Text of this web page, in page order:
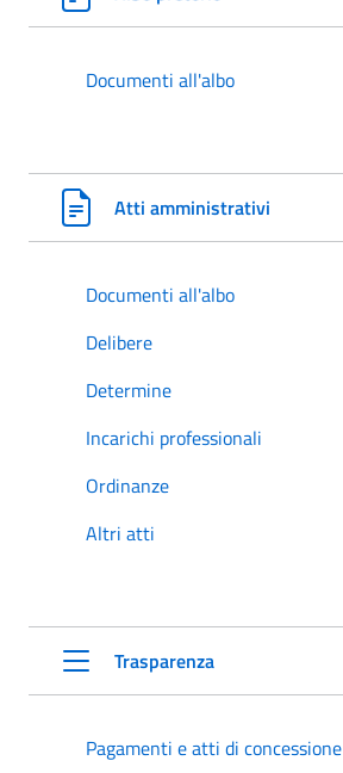
Documenti all'albo
Atti amministrativi
Documenti all'albo
Delibere
Determine
Incarichi professionali
Ordinanze
Altri atti
Trasparenza
Pagamenti e atti di concessione